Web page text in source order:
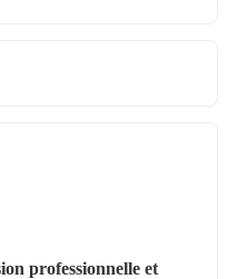
professionnelle et